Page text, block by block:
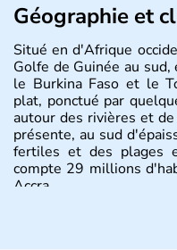
Géographie et
Situé en d'Afrique
Golfe de Guinée au
le Burkina Faso et le
plat, ponctué par
autour des rivières et
présente, au sud
fertiles et des plages
compte 29 millions
Accra.